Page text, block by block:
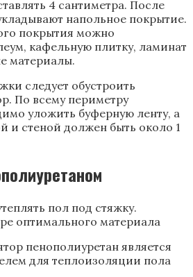
4 сантиметра. После
напольное покрытие.
покрытия можно
кафельную плитку, ламинат
материалы.
следует обустроить
По всему периметру
уложить буферную ленту, а
и стеной должен быть около 1
пенополиуретан является
для теплоизоляции пола